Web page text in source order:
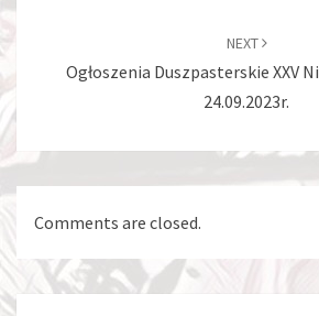
NEXT
Ogłoszenia Duszpasterskie XXV
24.09.2023r.
Comments are closed.